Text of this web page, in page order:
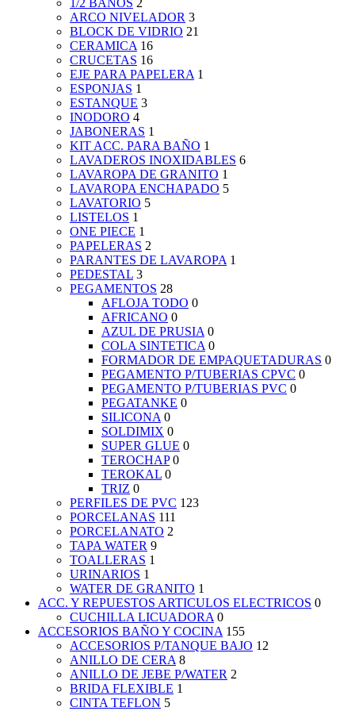
1/2 BAÑOS 2
ARCO NIVELADOR 3
BLOCK DE VIDRIO 21
CERAMICA 16
CRUCETAS 16
EJE PARA PAPELERA 1
ESPONJAS 1
ESTANQUE 3
INODORO 4
JABONERAS 1
KIT ACC. PARA BAÑO 1
LAVADEROS INOXIDABLES 6
LAVAROPA DE GRANITO 1
LAVAROPA ENCHAPADO 5
LAVATORIO 5
LISTELOS 1
ONE PIECE 1
PAPELERAS 2
PARANTES DE LAVAROPA 1
PEDESTAL 3
PEGAMENTOS 28
AFLOJA TODO 0
AFRICANO 0
AZUL DE PRUSIA 0
COLA SINTETICA 0
FORMADOR DE EMPAQUETADURAS 0
PEGAMENTO P/TUBERIAS CPVC 0
PEGAMENTO P/TUBERIAS PVC 0
PEGATANKE 0
SILICONA 0
SOLDIMIX 0
SUPER GLUE 0
TEROCHAP 0
TEROKAL 0
TRIZ 0
PERFILES DE PVC 123
PORCELANAS 111
PORCELANATO 2
TAPA WATER 9
TOALLERAS 1
URINARIOS 1
WATER DE GRANITO 1
ACC. Y REPUESTOS ARTICULOS ELECTRICOS 0
CUCHILLA LICUADORA 0
ACCESORIOS BAÑO Y COCINA 155
ACCESORIOS P/TANQUE BAJO 12
ANILLO DE CERA 8
ANILLO DE JEBE P/WATER 2
BRIDA FLEXIBLE 1
CINTA TEFLON 5